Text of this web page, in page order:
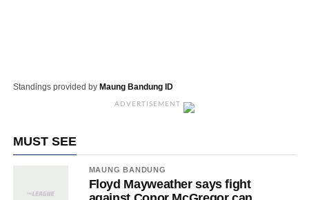
Standings provided by Maung Bandung ID
ADVERTISEMENT
MUST SEE
MAUNG BANDUNG
Floyd Mayweather says fight